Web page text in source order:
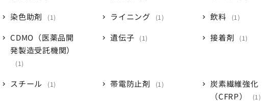
染色助剤 1 ライニング 1 飲料 1
CDMO（医薬品開
発製造受託機関）
1
遺伝子 1 接着剤 1
スチール 1 帯電防止剤 1
炭素繊維強化
（CFRP）
1